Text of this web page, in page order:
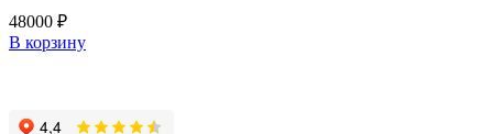
48000 ₽
В корзину